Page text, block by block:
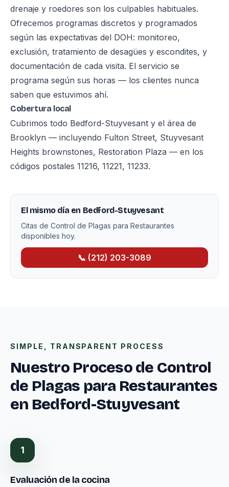
drenaje y roedores son los culpables habituales.
Ofrecemos programas discretos y programados
según las expectativas del DOH: monitoreo,
exclusión, tratamiento de desagües y escondites, y
documentación de cada visita. El servicio se
programa según sus horas — los clientes nunca
saben que estuvimos ahí.
Cobertura local
Cubrimos todo Bedford-Stuyvesant y el área de
Brooklyn — incluyendo Fulton Street, Stuyvesant
Heights brownstones, Restoration Plaza — en los
códigos postales 11216, 11221, 11233.
El mismo día en Bedford-Stuyvesant
Citas de Control de Plagas para Restaurantes
disponibles hoy.
📞 (212) 203-3089
SIMPLE, TRANSPARENT PROCESS
Nuestro Proceso de Control
de Plagas para Restaurantes
en Bedford-Stuyvesant
1
Evaluación de la cocina